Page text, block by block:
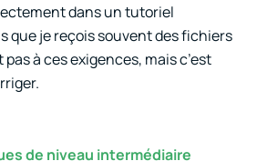
dans un tutoriel
que je reçois souvent des fichiers
à ces exigences, mais c’est
de niveau intermédiaire